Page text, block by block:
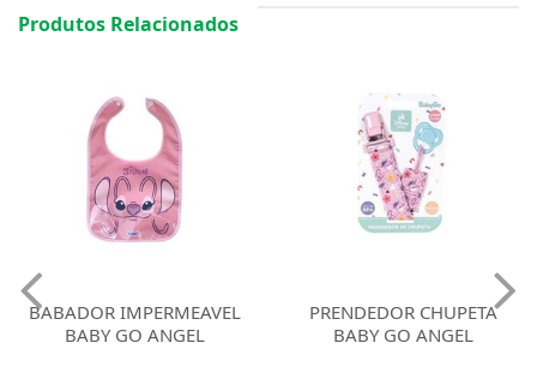
Produtos Relacionados
BABADOR IMPERMEAVEL
BABY GO ANGEL
PRENDEDOR CHUPETA
BABY GO ANGEL